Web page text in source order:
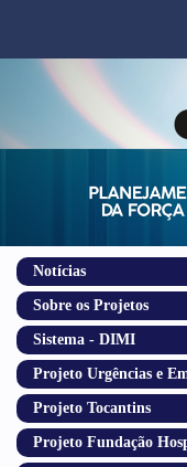
Notícias
Sobre os Projetos
Sistema - DIMI
Projeto Urgências e
Projeto Tocantins
Projeto Fundação